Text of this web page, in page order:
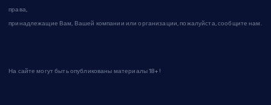
права,
принадлежащие Вам, Вашей компании или организации, пожалуйста, сообщите нам.
На сайте могут быть опубликованы материалы 18+!